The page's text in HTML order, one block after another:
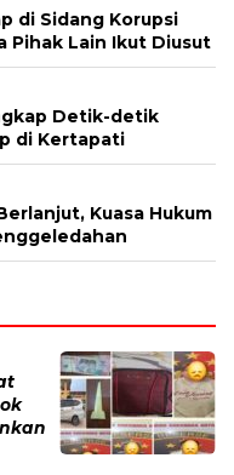
di Sidang Korupsi
Pihak Lain Ikut Diusut
Detik-detik
di Kertapati
Kuasa Hukum